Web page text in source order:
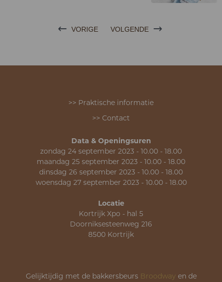
VORIGE VOLGENDE
>> Praktische informatie
>> Contact
Data & Openingsuren
zondag 24 september 2023 - 10.00 - 18.00
maandag 25 september 2023 - 10.00 - 18.00
dinsdag 26 september 2023 - 10.00 - 18.00
woensdag 27 september 2023 - 10.00 - 18.00
Locatie
Kortrijk Xpo - hal 5
Doorniksesteenweg 216
8500 Kortrijk
Gelijktijdig met de bakkersbeurs Broodway en de